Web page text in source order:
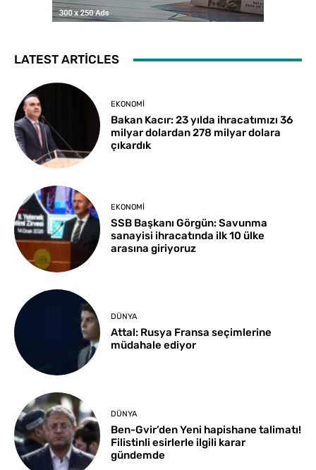
LATEST ARTICLES
EKONOMI
Bakan Kacır: 23 yılda ihracatımızı 36
milyar dolardan 278 milyar dolara
çıkardık
EKONOMI
SSB Başkanı Görgün: Savunma
sanayisi ihracatında ilk 10 ülke
arasına giriyoruz
DÜNYA
Attal: Rusya Fransa seçimlerine
müdahale ediyor
DÜNYA
Ben-Gvir’den Yeni hapishane talimatı!
Filistinli esirlerle ilgili karar
gündemde